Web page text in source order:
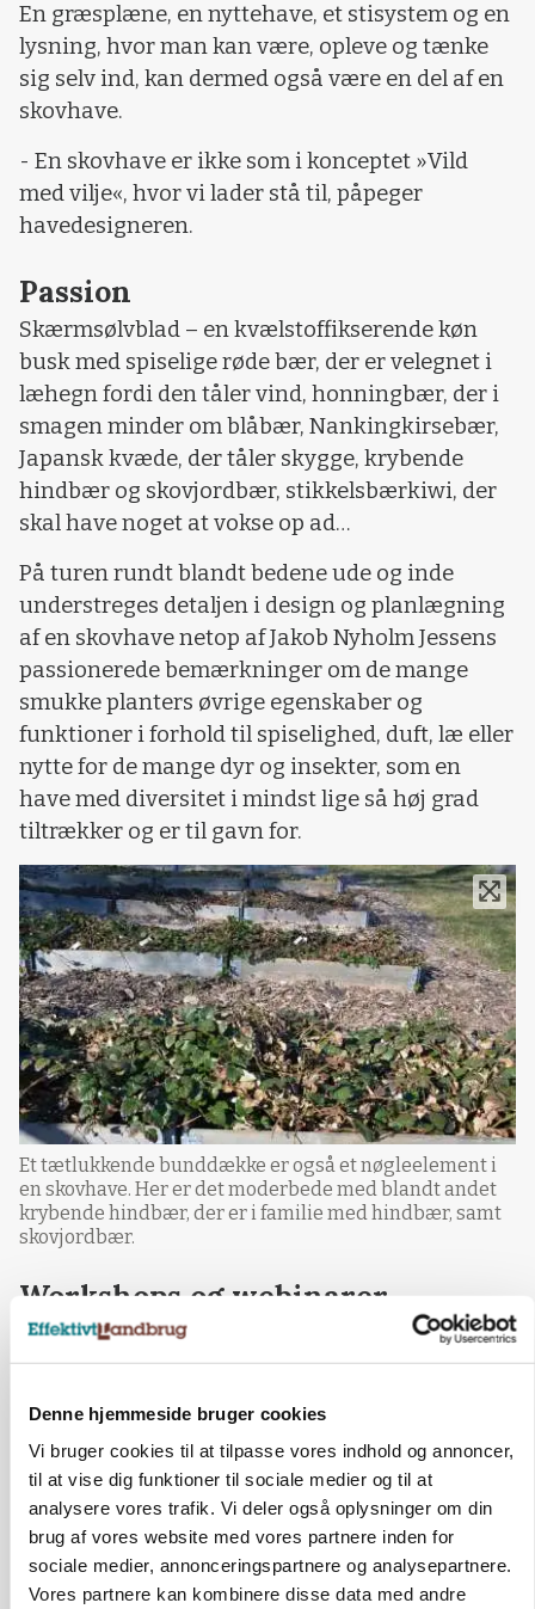
Denne hjemmeside bruger cookies
Vi bruger cookies til at tilpasse vores indhold og annoncer,
til at vise dig funktioner til sociale medier og til at
analysere vores trafik. Vi deler også oplysninger om din
brug af vores website med vores partnere inden for
sociale medier, annonceringspartnere og analysepartnere.
Vores partnere kan kombinere disse data med andre
En græsplæne, en nyttehave, et stisystem og en
lysning, hvor man kan være, opleve og tænke
sig selv ind, kan dermed også være en del af en
skovhave.
- En skovhave er ikke som i konceptet »Vild
med vilje«, hvor vi lader stå til, påpeger
havedesigneren.
Passion
Skærmsølvblad – en kvælstoffikserende køn
busk med spiselige røde bær, der er velegnet i
læhegn fordi den tåler vind, honningbær, der i
smagen minder om blåbær, Nankingkirsebær,
Japansk kvæde, der tåler skygge, krybende
hindbær og skovjordbær, stikkelsbærkiwi, der
skal have noget at vokse op ad…
På turen rundt blandt bedene ude og inde
understreges detaljen i design og planlægning
af en skovhave netop af Jakob Nyholm Jessens
passionerede bemærkninger om de mange
smukke planters øvrige egenskaber og
funktioner i forhold til spiselighed, duft, læ eller
nytte for de mange dyr og insekter, som en
have med diversitet i mindst lige så høj grad
tiltrækker og er til gavn for.
Et tætlukkende bunddække er også et nøgleelement i
en skovhave. Her er det moderbede med blandt andet
krybende hindbær, der er i familie med hindbær, samt
skovjordbær.
Workshops og webinarer
- Vi startede med at designe skovhaver for 2,5
år siden, og har siden sat os for, at vi vil
som muligt. Så udover, at vi designer, så holder
vi også webinarer og fysiske workshops, hvor vi
typisk starter her i drivhuset med lidt teori,
inden vi går ud i haven, sætter planter i jorden
og kobler teori og praksis, fortæller Jakob
Nyholm Jessen.